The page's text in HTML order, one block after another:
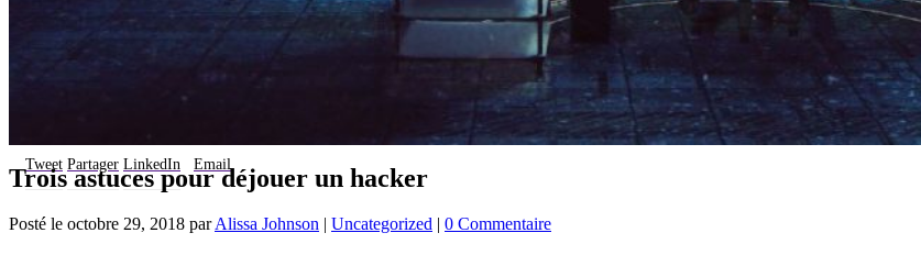
Tweet Partager LinkedIn Email
Trois astuces pour déjouer un hacker
Posté le octobre 29, 2018 parAlissa Johnson Uncategorized 0 Commentaire